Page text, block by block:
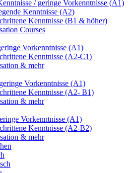
/ geringe Vorkenntnisse (A1)
Kenntnisse (A2)
Kenntnisse (B1 & höher)
Courses
Vorkenntnisse (A1)
Kenntnisse (A2-C1)
& mehr
Vorkenntnisse (A1)
Kenntnisse (A2- B1)
& mehr
Vorkenntnisse (A1)
Kenntnisse (A2-B2)
& mehr